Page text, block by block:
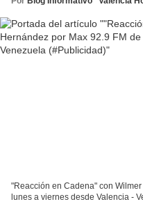
"Reacción en Cadena" con
lunes a viernes desde Valencia -